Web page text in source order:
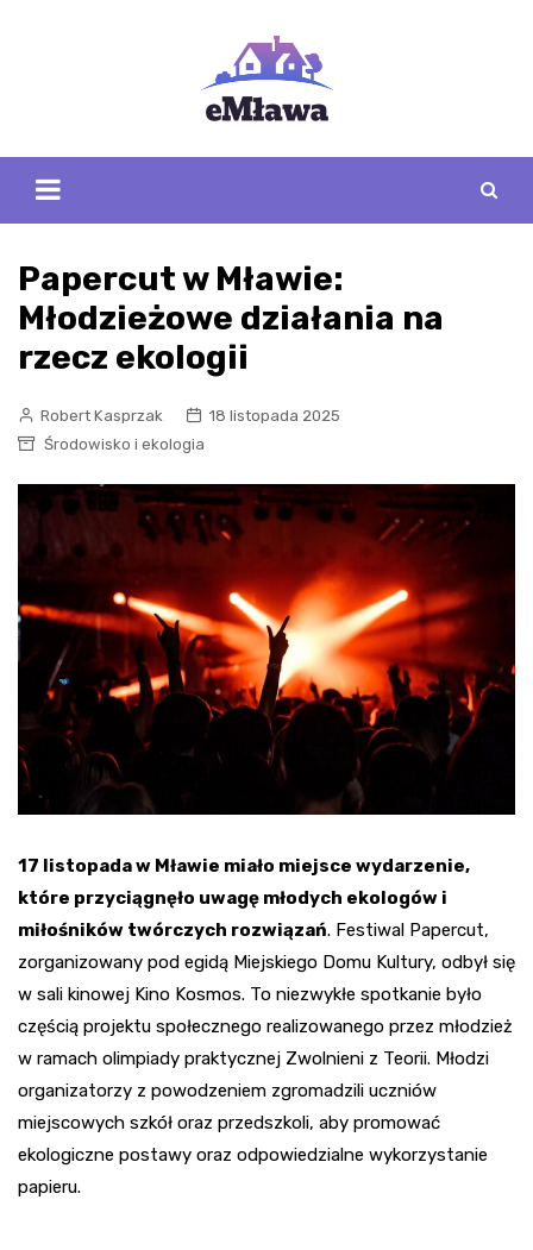
Papercut w Mławie:
Młodzieżowe działania na
rzecz ekologii
Robert Kasprzak
18 listopada 2025
Środowisko i ekologia
17 listopada w Mławie miało miejsce wydarzenie,
które przyciągnęło uwagę młodych ekologów i
miłośników twórczych rozwiązań. Festiwal Papercut,
zorganizowany pod egidą Miejskiego Domu Kultury, odbył się
w sali kinowej Kino Kosmos. To niezwykłe spotkanie było
częścią projektu społecznego realizowanego przez młodzież
w ramach olimpiady praktycznej Zwolnieni z Teorii. Młodzi
organizatorzy z powodzeniem zgromadzili uczniów
miejscowych szkół oraz przedszkoli, aby promować
ekologiczne postawy oraz odpowiedzialne wykorzystanie
papieru.